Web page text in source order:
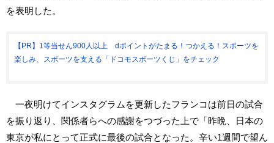
を表明した。
【PR】1等当せん900人以上 dポイントがたまる！つかえる！スポーツを
楽しみ、スポーツを支える「ドコモスポーツくじ」をチェック
一夜明けてインスタグラムを更新したフランコは前日の試合
を振り返り、関係者らへの感謝をつづった上で「昨晩、日本の
東京が私にとって正式に最後の試合となった。辛い1週間で望ん